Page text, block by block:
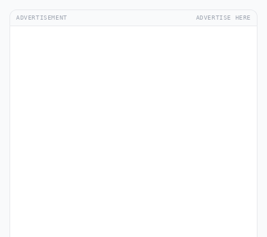
ADVERTISEMENT ADVERTISE HERE